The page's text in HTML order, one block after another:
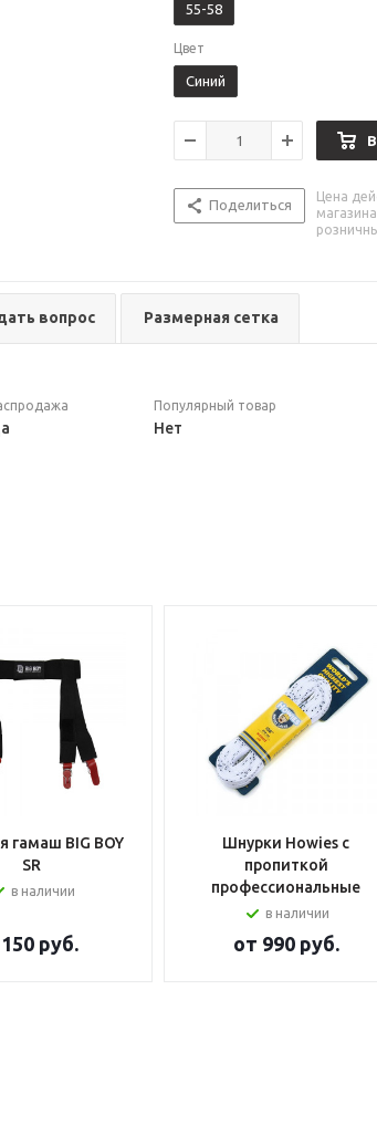
55-58
Цвет
Синий
Поделиться
Цена
вопрос Размерная сетка
Популярный товар
Нет
гамаш BIG BOY
SR
в наличии
руб.
Шнурки Howies с
пропиткой
профессиональные
в наличии
от 990 руб.